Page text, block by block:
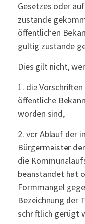
Gesetzes oder
zustande
öffentlichen
gültig zustande
Dies gilt nicht,
1. die
öffentliche
worden sind,
2. vor Ablauf der
Bürgermeister
die
beanstandet hat
Formmangel
Bezeichnung der
schriftlich gerügt